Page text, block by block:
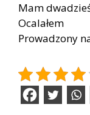
Mam
Oca­la­łem
Pro­wa­dzo­ny